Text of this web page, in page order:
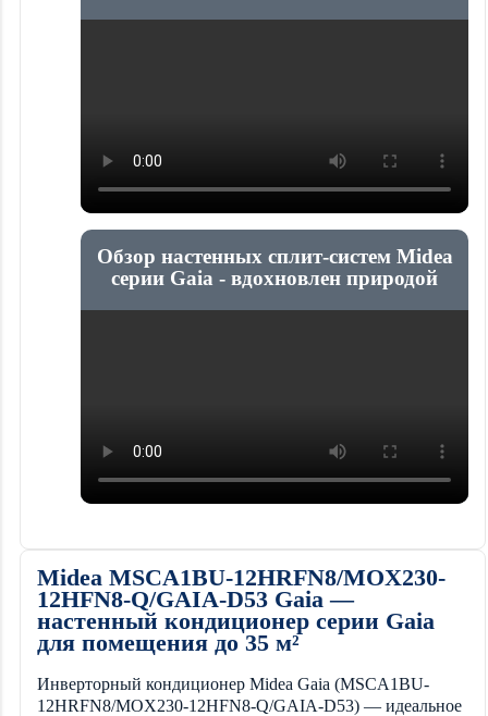
Обзор настенных сплит-систем Midea
серии Gaia - вдохновлен природой
Midea MSCA1BU-12HRFN8/MOX230-
12HFN8-Q/GAIA-D53 Gaia —
настенный кондиционер серии Gaia
для помещения до 35 м²
Инверторный кондиционер Midea Gaia (MSCA1BU-
12HRFN8/MOX230-12HFN8-Q/GAIA-D53) — идеальное